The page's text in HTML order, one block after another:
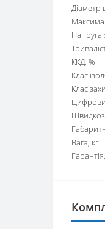
Діаметр
Напруга
ККД, %
Клас
Клас
Вага, кг